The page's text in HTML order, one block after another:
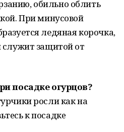
обильно облить
При минусовой
ледяная корочка,
служит защитой от
посадке огурцов?
росли кaк нa
к посaдкe